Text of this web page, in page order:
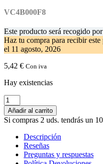
VC4B000F8
Este producto será recogido
Haz tu compra para recibir
el 11 agosto, 2026
5,42 € Con iva
Hay existencias
Bisagra
Cuerda
Puerta
Lavavajillas
FAGOR
EDESA
VC4B000F8
cantidad
Añadir al carrito
Si compras 2 uds. tendrás un
Descripción
Reseñas
Preguntas y respuestas